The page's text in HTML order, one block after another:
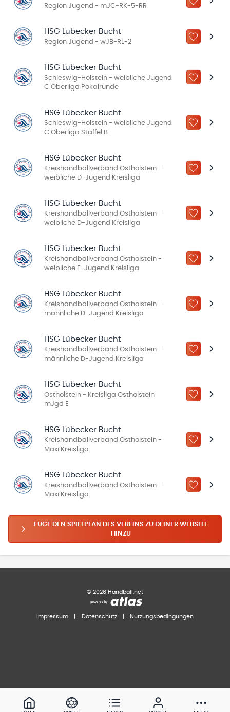
Region Jugend - mJC-RK-5-RR ZU „MEINE
HSG Lübecker Bucht
Region Jugend - wJB-RL-2 ZU „MEINE
HSG Lübecker Bucht
Schleswig-Holstein - weibliche Jugend
C Oberliga Pokalrunde
ZU „MEINE
HSG Lübecker Bucht
Schleswig-Holstein - weibliche Jugend
C Oberliga Staffel B
ZU „MEINE
HSG Lübecker Bucht
Kreishandballverband Ostholstein -
weibliche D-Jugend Kreisliga
ZU „MEINE
HSG Lübecker Bucht
Kreishandballverband Ostholstein -
weibliche D-Jugend Kreisliga
ZU „MEINE
HSG Lübecker Bucht
Kreishandballverband Ostholstein -
weibliche E-Jugend Kreisliga
ZU „MEINE
HSG Lübecker Bucht
Kreishandballverband Ostholstein -
männliche D-Jugend Kreisliga
ZU „MEINE
HSG Lübecker Bucht
Kreishandballverband Ostholstein -
männliche D-Jugend Kreisliga
ZU „MEINE
HSG Lübecker Bucht
Ostholstein - Kreisliga Ostholstein
mJgd E
ZU „MEINE
HSG Lübecker Bucht
Kreishandballverband Ostholstein -
Maxi Kreisliga
ZU „MEINE
HSG Lübecker Bucht
Kreishandballverband Ostholstein -
Maxi Kreisliga
ZU „MEINE
FÜGE DEN SPIELPLAN DES VEREINS ZU DEINER WEBSITE
HINZU
© 2026 Handball.net
Impressum Datenschutz Nutzungsbedingungen